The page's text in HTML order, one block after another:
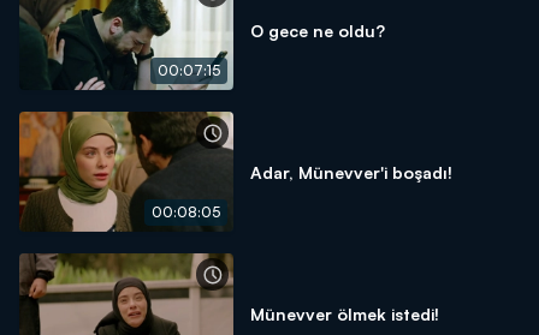
00:07:15
O gece ne oldu?
00:08:05
Adar, Münevver'i boşadı!
Münevver ölmek istedi!